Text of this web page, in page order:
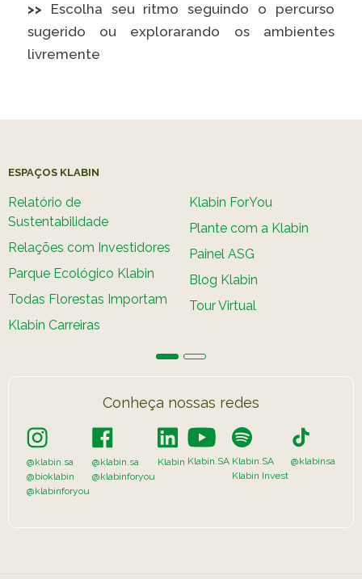
>> Escolha seu ritmo seguindo o
percurso
sugerido ou explorarando os ambientes
livremente
ESPAÇOS KLABIN
Relatório de
Sustentabilidade
Relações com Investidores
Parque Ecológico Klabin
Todas Florestas Importam
Klabin Carreiras
Klabin ForYou
Plante com a Klabin
Painel ASG
Blog Klabin
Tour Virtual
Conheça nossas redes
@klabin.sa
@bioklabin
@klabinforyou
@klabin.sa
@klabinforyou
Klabin Klabin.SA Klabin.SA
Klabin Invest
@klabinsa